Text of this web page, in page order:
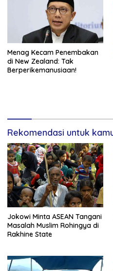
Menag Kecam Penembakan
di New Zealand: Tak
Berperikemanusiaan!
Rekomendasi untuk
Jokowi Minta ASEAN Tangani
Masalah Muslim Rohingya di
Rakhine State